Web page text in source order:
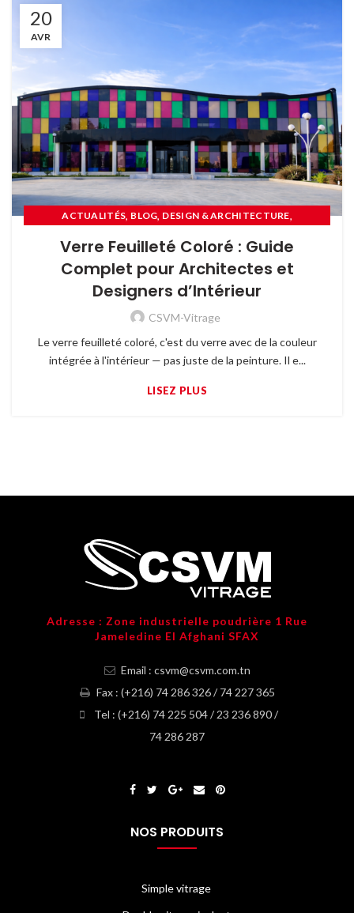
20
AVR
ACTUALITÉS, BLOG, DESIGN & ARCHITECTURE,
Verre Feuilleté Coloré : Guide
Complet pour Architectes et
Designers d’Intérieur
CSVM-Vitrage
Le verre feuilleté coloré, c'est du verre avec de la couleur
intégrée à l'intérieur — pas juste de la peinture. Il e...
LISEZ PLUS
Adresse : Zone industrielle poudrière 1 Rue
Jameledine El Afghani SFAX
Email : csvm@csvm.com.tn
Fax : (+216) 74 286 326 / 74 227 365
Tel : (+216) 74 225 504 / 23 236 890 /
74 286 287
NOS PRODUITS
Simple vitrage